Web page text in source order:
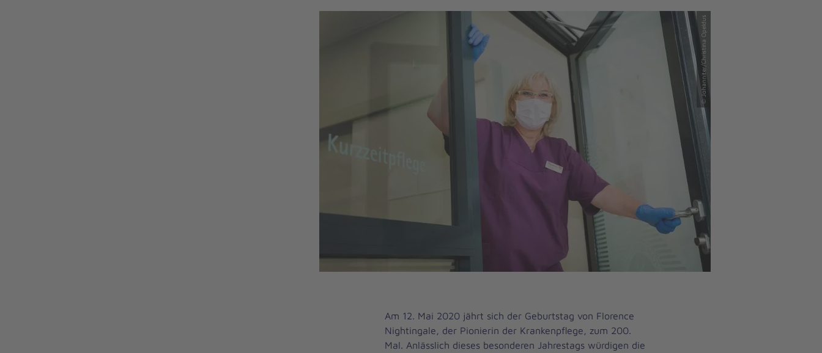
© Johanniter/Christina Opeldus
Am 12. Mai 2020 jährt sich der Geburtstag von Florence
Nightingale, der Pionierin der Krankenpflege, zum 200.
Mal. Anlässlich dieses besonderen Jahrestags würdigen die